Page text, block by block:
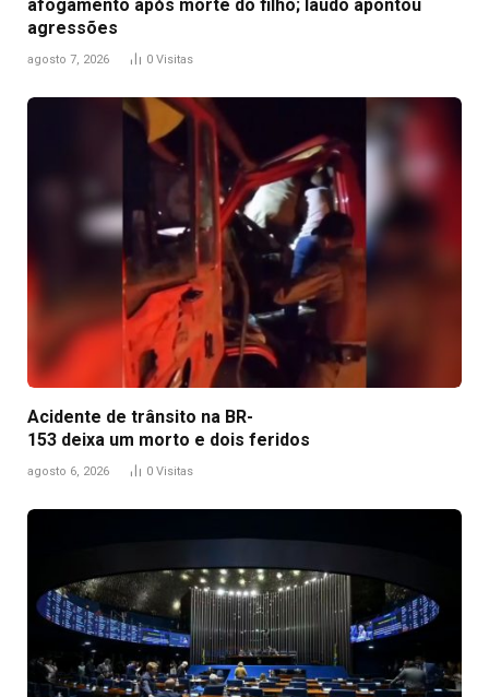
afogamento após morte do filho; laudo apontou
agressões
agosto 7, 2026 0 Visitas
Acidente de trânsito na BR-
153 deixa um morto e dois feridos
agosto 6, 2026 0 Visitas